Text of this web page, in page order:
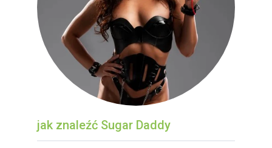
jak znaleźć Sugar Daddy